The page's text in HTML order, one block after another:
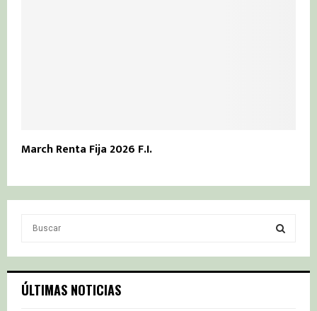
March Renta Fija 2026 F.I.
c
h
S
ÚLTIMAS NOTICIAS